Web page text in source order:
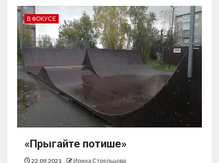
В ФОКУСЕ
«Прыгайте потише»
22.09.2021 Ирина Стрельцова